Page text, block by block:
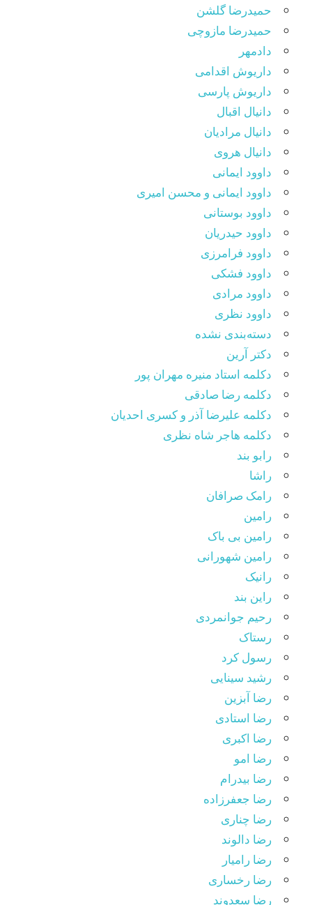
حمیدرضا گلشن
حمیدرضا مازوچی
دادمهر
داریوش اقدامی
داریوش پارسی
دانیال اقبال
دانیال مرادیان
دانیال هروی
داوود ایمانی
داوود ایمانی و محسن امیری
داوود بوستانی
داوود حیدریان
داوود فرامرزی
داوود فشکی
داوود مرادی
داوود نظری
دسته‌بندی نشده
دکتر آرین
دکلمه استاد منیره مهران پور
دکلمه رضا صادقی
دکلمه علیرضا آذر و کسری احدیان
دکلمه هاجر شاه نظری
رابو بند
راشا
رامک صرافان
رامین
رامین بی باک
رامین شهورانی
رانیک
راین بند
رحیم جوانمردی
رستاک
رسول کرد
رشید سینایی
رضا آبزین
رضا استادی
رضا اکبری
رضا امو
رضا بیدرام
رضا جعفرزاده
رضا چناری
رضا دالوند
رضا رامیار
رضا رخساری
رضا سعدوند